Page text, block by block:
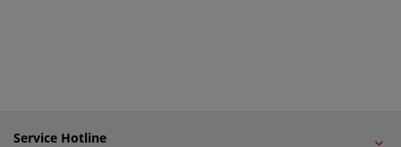
Service Hotline